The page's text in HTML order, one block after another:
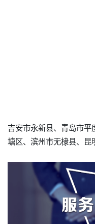
吉安市永新县、青岛市
塘区、滨州市无棣县、